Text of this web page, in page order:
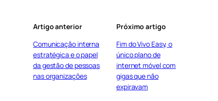
Artigo anterior
Comunicação interna
estratégica e o papel
da gestão de pessoas
nas organizações
Próximo artigo
Fim do Vivo Easy, o
único plano de
internet móvel com
gigas que não
expiravam